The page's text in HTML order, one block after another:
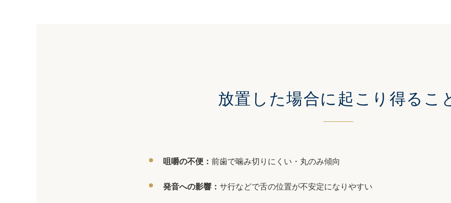
放置した場合に 起こり得るこ
咀嚼の不便： 前歯で噛み切りにくい・丸のみ傾向
発音への影響： サ行などで舌の位置が不安定になりやすい